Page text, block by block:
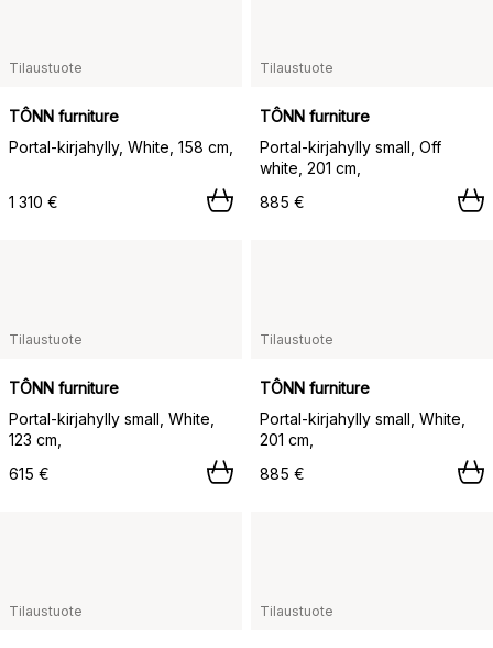
Tilaustuote
TÔNN furniture
Portal-kirjahylly, White, 158 cm,
1 310 €
Tilaustuote
TÔNN furniture
Portal-kirjahylly small, Off
white, 201 cm,
885 €
Tilaustuote
TÔNN furniture
Portal-kirjahylly small, White,
123 cm,
615 €
Tilaustuote
TÔNN furniture
Portal-kirjahylly small, White,
201 cm,
885 €
Tilaustuote Tilaustuote